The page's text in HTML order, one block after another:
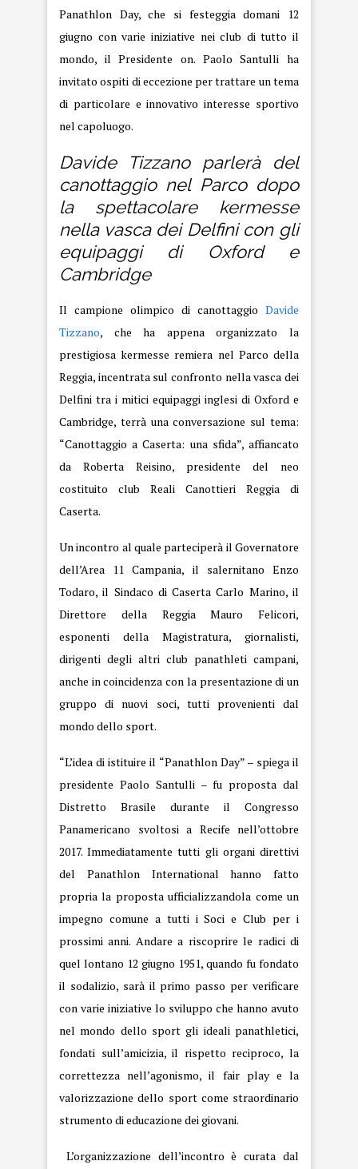
Panathlon Day, che si festeggia domani 12
giugno con varie iniziative nei club di tutto il
mondo, il Presidente on. Paolo Santulli ha
invitato ospiti di eccezione per trattare un tema
di particolare e innovativo interesse sportivo
nel capoluogo.
Davide Tizzano parlerà del
canottaggio nel Parco dopo
la spettacolare kermesse
nella vasca dei Delfini con gli
equipaggi di Oxford e
Cambridge
Il campione olimpico di canottaggio Davide
Tizzano, che ha appena organizzato la
prestigiosa kermesse remiera nel Parco della
Reggia, incentrata sul confronto nella vasca dei
Delfini tra i mitici equipaggi inglesi di Oxford e
Cambridge, terrà una conversazione sul tema:
“Canottaggio a Caserta: una sfida”, affiancato
da Roberta Reisino, presidente del neo
costituito club Reali Canottieri Reggia di
Caserta.
Un incontro al quale parteciperà il Governatore
dell’Area 11 Campania, il salernitano Enzo
Todaro, il Sindaco di Caserta Carlo Marino, il
Direttore della Reggia Mauro Felicori,
esponenti della Magistratura, giornalisti,
dirigenti degli altri club panathleti campani,
anche in coincidenza con la presentazione di un
gruppo di nuovi soci, tutti provenienti dal
mondo dello sport.
“L’idea di istituire il “Panathlon Day” – spiega il
presidente Paolo Santulli – fu proposta dal
Distretto Brasile durante il Congresso
Panamericano svoltosi a Recife nell’ottobre
2017. Immediatamente tutti gli organi direttivi
del Panathlon International hanno fatto
propria la proposta ufficializzandola come un
impegno comune a tutti i Soci e Club per i
prossimi anni. Andare a riscoprire le radici di
quel lontano 12 giugno 1951, quando fu fondato
il sodalizio, sarà il primo passo per verificare
con varie iniziative lo sviluppo che hanno avuto
nel mondo dello sport gli ideali panathletici,
fondati sull’amicizia, il rispetto reciproco, la
correttezza nell’agonismo, il fair play e la
valorizzazione dello sport come straordinario
strumento di educazione dei giovani.
L’organizzazione dell’incontro è curata dal